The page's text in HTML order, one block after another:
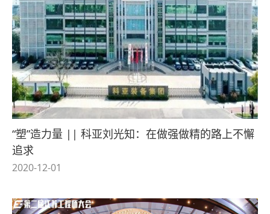
“塑”造力量 || 科亚刘光知：在做强做精的路上不懈
追求
2020-12-01